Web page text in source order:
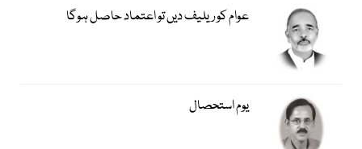
عوام کو ریلیف دیں تو اعتماد حاصل ہوگا
یوم استحصال